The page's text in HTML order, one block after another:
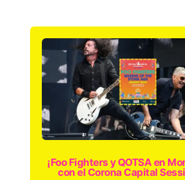
¡Foo Fighters y QOTSA en
con el Corona Capital